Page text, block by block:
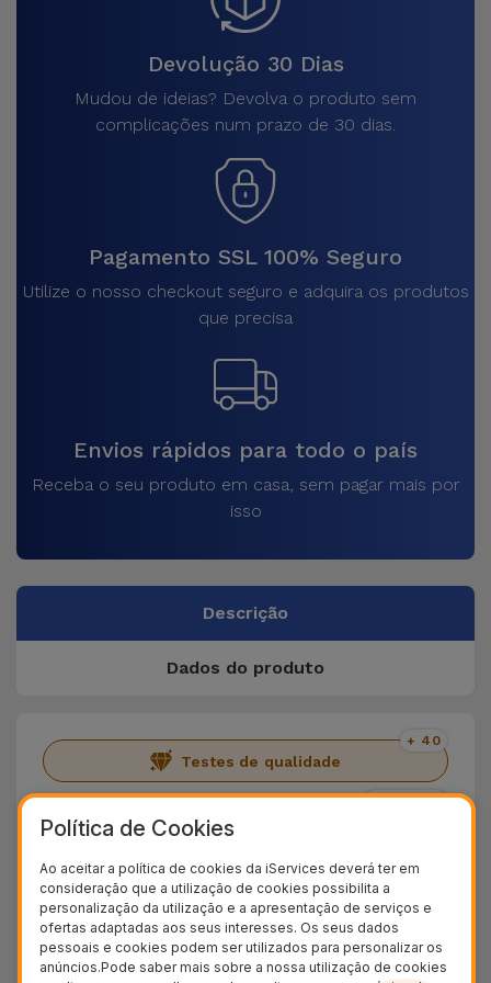
Devolução 30 Dias
Mudou de ideias? Devolva o produto sem
complicações num prazo de 30 dias.
Pagamento SSL 100% Seguro
Utilize o nosso checkout seguro e adquira os produtos
que precisa
Envios rápidos para todo o país
Receba o seu produto em casa, sem pagar mais por
isso
Descrição
Dados do produto
Testes de qualidade
+ 40
Clientes satisfeitos
+ 100.000
Garantia Duradoura
36 Meses
Entrega Grátis
Política de Cookies
Ao aceitar a política de cookies da iServices deverá ter em
consideração que a utilização de cookies possibilita a
personalização da utilização e a apresentação de serviços e
ofertas adaptadas aos seus interesses. Os seus dados
pessoais e cookies podem ser utilizados para personalizar os
anúncios.Pode saber mais sobre a nossa utilização de cookies